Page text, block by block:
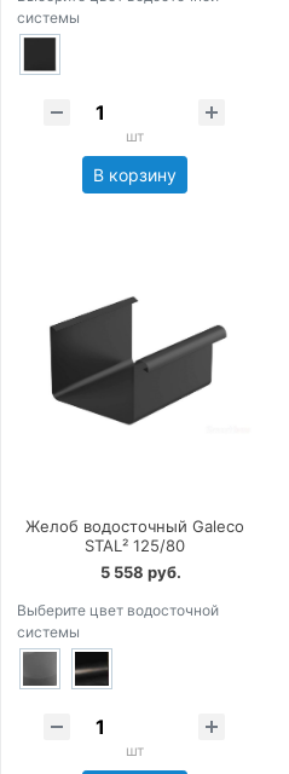
системы
шт
В корзину
Желоб водосточный Galeco
STAL² 125/80
5 558 руб.
Выберите цвет водосточной
системы
шт